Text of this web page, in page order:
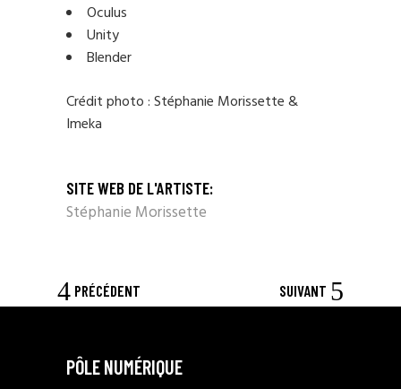
Oculus
Unity
Blender
Crédit photo : Stéphanie Morissette &
Imeka
SITE WEB DE L'ARTISTE:
Stéphanie Morissette
PRÉCÉDENT SUIVANT
PÔLE NUMÉRIQUE